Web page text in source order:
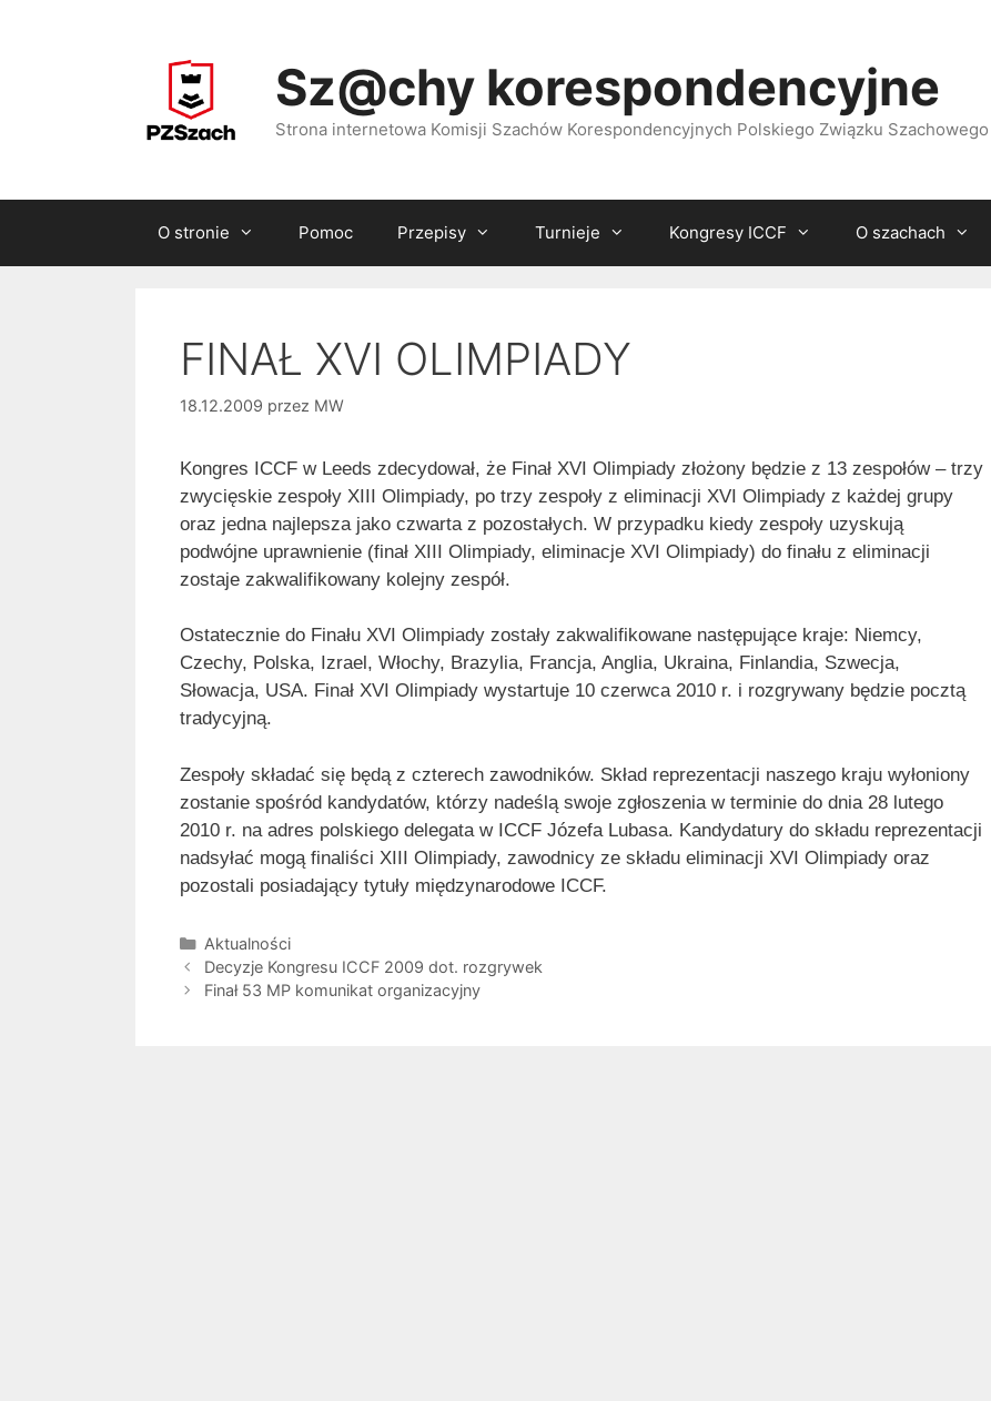
Sz@chy korespondencyjne
Strona internetowa Komisji Szachów Korespondencyjnych Polskiego Związku Szachowego
O stronie Pomoc Przepisy Turnieje Kongresy ICCF O szachach
FINAŁ XVI OLIMPIADY
18.12.2009 przez MW
Kongres ICCF w Leeds zdecydował, że Finał XVI Olimpiady złożony będzie z 13 zespołów – trzy
zwycięskie zespoły XIII Olimpiady, po trzy zespoły z eliminacji XVI Olimpiady z każdej grupy
oraz jedna najlepsza jako czwarta z pozostałych. W przypadku kiedy zespoły uzyskują
podwójne uprawnienie (finał XIII Olimpiady, eliminacje XVI Olimpiady) do finału z eliminacji
zostaje zakwalifikowany kolejny zespół.
Ostatecznie do Finału XVI Olimpiady zostały zakwalifikowane następujące kraje: Niemcy,
Czechy, Polska, Izrael, Włochy, Brazylia, Francja, Anglia, Ukraina, Finlandia, Szwecja,
Słowacja, USA. Finał XVI Olimpiady wystartuje 10 czerwca 2010 r. i rozgrywany będzie pocztą
tradycyjną.
Zespoły składać się będą z czterech zawodników. Skład reprezentacji naszego kraju wyłoniony
zostanie spośród kandydatów, którzy nadeślą swoje zgłoszenia w terminie do dnia 28 lutego
2010 r. na adres polskiego delegata w ICCF Józefa Lubasa. Kandydatury do składu reprezentacji
nadsyłać mogą finaliści XIII Olimpiady, zawodnicy ze składu eliminacji XVI Olimpiady oraz
pozostali posiadający tytuły międzynarodowe ICCF.
Kategorie
Aktualności
Decyzje Kongresu ICCF 2009 dot. rozgrywek
Finał 53 MP komunikat organizacyjny